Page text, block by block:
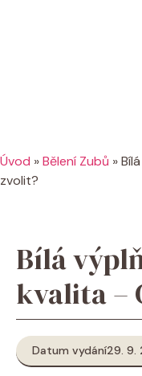
Úvod »Bělení Zubů »
zvolit?
Bílá
kvalita –
Datum vydání29. 9.